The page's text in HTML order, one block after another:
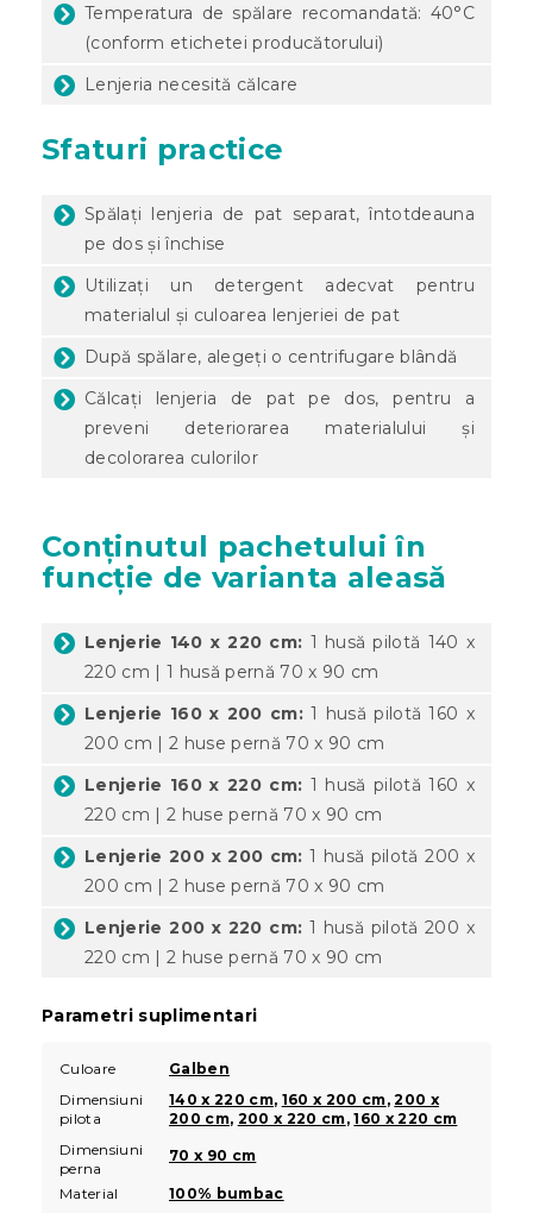
Temperatura de spălare recomandată: 40°C
(conform etichetei producătorului)
Lenjeria necesită călcare
Sfaturi practice
Spălați lenjeria de pat separat, întotdeauna
pe dos și închise
Utilizați un detergent adecvat pentru
materialul și culoarea lenjeriei de pat
După spălare, alegeți o centrifugare blândă
Călcați lenjeria de pat pe dos, pentru a
preveni deteriorarea materialului și
decolorarea culorilor
Conținutul pachetului în
funcție de varianta aleasă
Lenjerie 140 x 220 cm: 1 husă pilotă 140 x
220 cm | 1 husă pernă 70 x 90 cm
Lenjerie 160 x 200 cm:1 husă pilotă 160 x
200 cm | 2 huse pernă 70 x 90 cm
Lenjerie 160 x 220 cm: 1 husă pilotă 160 x
220 cm | 2 huse pernă 70 x 90 cm
Lenjerie 200 x 200 cm: 1 husă pilotă 200 x
200 cm | 2 huse pernă 70 x 90 cm
Lenjerie 200 x 220 cm: 1 husă pilotă 200 x
220 cm | 2 huse pernă 70 x 90 cm
Parametri suplimentari
Culoare
Galben
Dimensiuni
pilota
140 x 220 cm, 160 x 200 cm,200 x
200 cm, 200 x 220 cm,160 x 220 cm
Dimensiuni
perna
70 x 90 cm
Material
100% bumbac